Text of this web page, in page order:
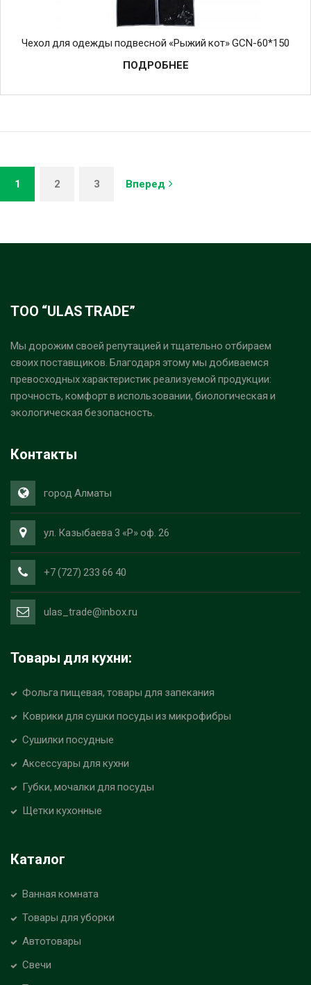
Чехол для одежды подвесной «Рыжий кот» GCN-60*150
ПОДРОБНЕЕ
1 2 3 Вперед
ТОО “ULAS TRADE”
Мы дорожим своей репутацией и тщательно отбираем
своих поставщиков. Благодаря этому мы добиваемся
превосходных характеристик реализуемой продукции:
прочность, комфорт в использовании, биологическая и
экологическая безопасность.
Контакты
город Алматы
ул. Казыбаева 3 «Р» оф. 26
+7 (727) 233 66 40
ulas_trade@inbox.ru
Товары для кухни:
Фольга пищевая, товары для запекания
Коврики для сушки посуды из микрофибры
Сушилки посудные
Аксессуары для кухни
Губки, мочалки для посуды
Щетки кухонные
Каталог
Ванная комната
Товары для уборки
Автотовары
Свечи